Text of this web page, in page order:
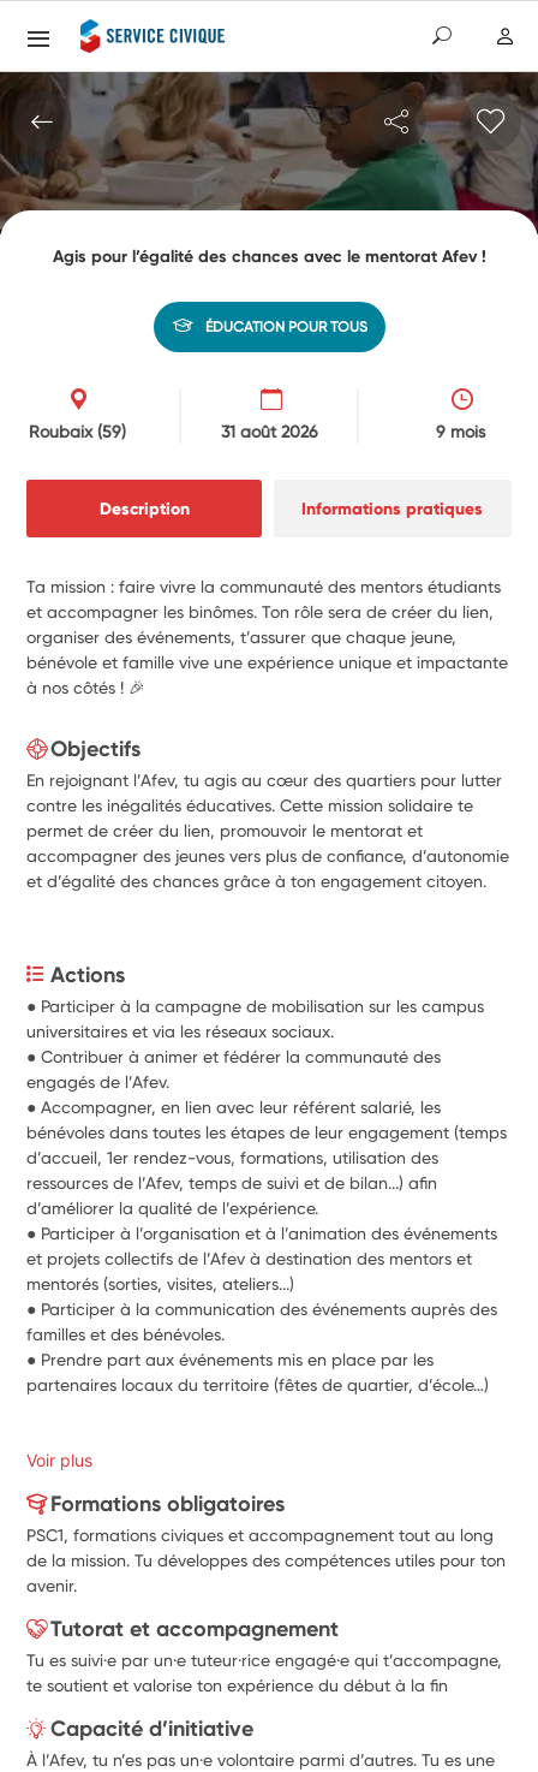
Agis pour l’égalité des chances avec le mentorat Afev !
ÉDUCATION POUR TOUS
Roubaix(59) 31 août 2026 9 mois
Description Informations pratiques
Ta mission : faire vivre la communauté des mentors étudiants
et accompagner les binômes. Ton rôle sera de créer du lien,
organiser des événements, t’assurer que chaque jeune,
bénévole et famille vive une expérience unique et impactante
à nos côtés ! 🎉
Objectifs
En rejoignant l’Afev, tu agis au cœur des quartiers pour lutter
contre les inégalités éducatives. Cette mission solidaire te
permet de créer du lien, promouvoir le mentorat et
accompagner des jeunes vers plus de confiance, d’autonomie
et d’égalité des chances grâce à ton engagement citoyen.
Actions
● Participer à la campagne de mobilisation sur les campus
universitaires et via les réseaux sociaux.
● Contribuer à animer et fédérer la communauté des
engagés de l’Afev.
● Accompagner, en lien avec leur référent salarié, les
bénévoles dans toutes les étapes de leur engagement (temps
d’accueil, 1er rendez-vous, formations, utilisation des
ressources de l’Afev, temps de suivi et de bilan...) afin
d’améliorer la qualité de l’expérience.
● Participer à l’organisation et à l’animation des événements
et projets collectifs de l’Afev à destination des mentors et
mentorés (sorties, visites, ateliers...)
● Participer à la communication des événements auprès des
familles et des bénévoles.
● Prendre part aux événements mis en place par les
partenaires locaux du territoire (fêtes de quartier, d’école…)
Voir plus
Formations obligatoires
PSC1, formations civiques et accompagnement tout au long
de la mission. Tu développes des compétences utiles pour ton
avenir.
Tutorat et accompagnement
Tu es suivi·e par un·e tuteur·rice engagé·e qui t’accompagne,
te soutient et valorise ton expérience du début à la fin
Capacité d’initiative
À l’Afev, tu n’es pas un·e volontaire parmi d’autres. Tu es une